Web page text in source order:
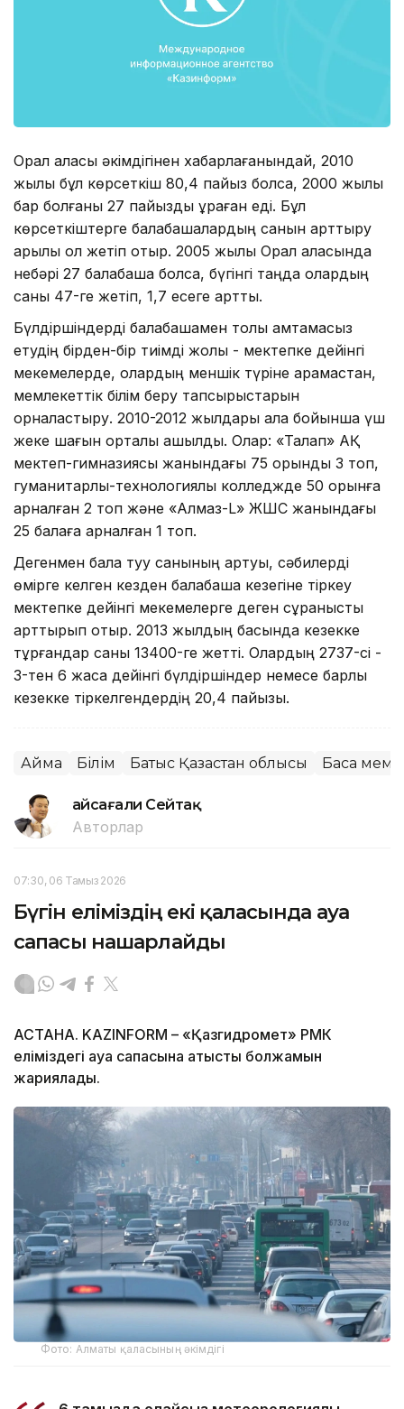
Орал қаласы әкімдігінен хабарлағанындай, 2010
жылы бұл көрсеткіш 80,4 пайыз болса, 2000 жылы
бар болғаны 27 пайызды құраған еді. Бұл
көрсеткіштерге балабақшалардың санын арттыру
арқылы қол жетіп отыр. 2005 жылы Орал қаласында
небәрі 27 балабақша болса, бүгінгі таңда олардың
саны 47-ге жетіп, 1,7 есеге артты.
Бүлдіршіндерді балабақшамен толық қамтамасыз
етудің бірден-бір тиімді жолы - мектепке дейінгі
мекемелерде, олардың меншік түріне қарамастан,
мемлекеттік білім беру тапсырыстарын
орналастыру. 2010-2012 жылдары қала бойынша үш
жеке шағын орталық ашылды. Олар: «Талап» АҚ
мектеп-гимназиясы жанындағы 75 орындық 3 топ,
гуманитарлық-технологиялық колледжде 50 орынға
арналған 2 топ және «Алмаз-L» ЖШС жанындағы
25 балаға арналған 1 топ.
Дегенмен бала туу санының артуы, сәбилерді
өмірге келген кезден балабақша кезегіне тіркеу
мектепке дейінгі мекемелерге деген сұранысты
арттырып отыр. 2013 жылдың басында кезекке
тұрғандар саны 13400-ге жетті. Олардың 2737-сі -
3-тен 6 жасқа дейінгі бүлдіршіндер немесе барлық
кезекке тіркелгендердің 20,4 пайызы.
Аймақ Білім Батыс Қазақстан облысы Басқа
Ғайсағали Сейтақ
Авторлар
07:30, 06 Тамыз 2026
Бүгін еліміздің екі қаласында ауа
сапасы нашарлайды
АСТАНА. KAZINFORM – «Қазгидромет» РМК
еліміздегі ауа сапасына қатысты болжамын
жариялады.
Фото: Алматы қаласының әкімдігі